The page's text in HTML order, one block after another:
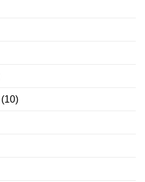
(10)